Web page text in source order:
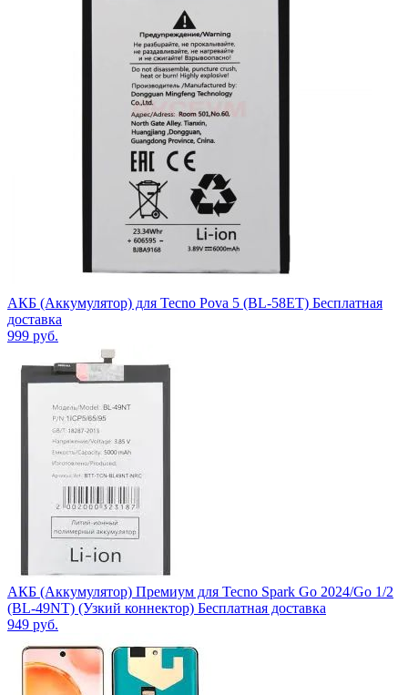
АКБ (Аккумулятор) для Tecno Pova 5 (BL-58ET) Бесплатная
доставка
999 руб.
АКБ (Аккумулятор) Премиум для Tecno Spark Go 2024/Go 1/2
(BL-49NT) (Узкий коннектор) Бесплатная доставка
949 руб.